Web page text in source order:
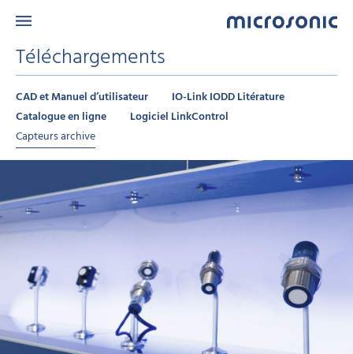
Téléchargements
CAD et Manuel d’utilisateur
IO-Link IODD Litérature
Catalogue en ligne
Logiciel LinkControl
Capteurs archive